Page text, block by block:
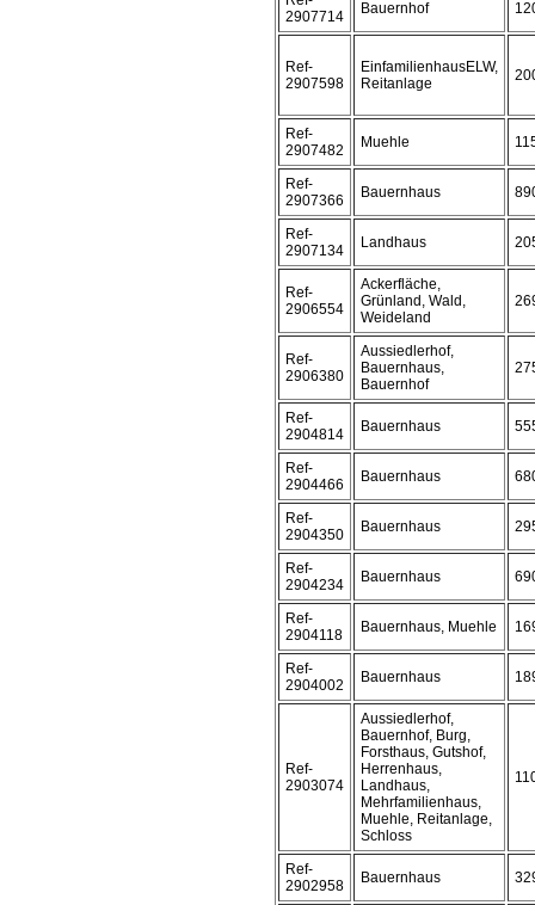
2907714
Bauernhof
Ref-
2907598
EinfamilienhausELW,
Reitanlage
Ref-
2907482
Muehle
Ref-
2907366
Bauernhaus
Ref-
2907134
Landhaus
Ref-
2906554
Ackerfläche,
Grünland, Wald,
Weideland
Ref-
2906380
Aussiedlerhof,
Bauernhaus,
Bauernhof
Ref-
2904814
Bauernhaus
Ref-
2904466
Bauernhaus
Ref-
2904350
Bauernhaus
Ref-
2904234
Bauernhaus
Ref-
2904118
Bauernhaus, Muehle
Ref-
2904002
Bauernhaus
Ref-
2903074
Aussiedlerhof,
Bauernhof, Burg,
Forsthaus, Gutshof,
Herrenhaus,
Landhaus,
Mehrfamilienhaus,
Muehle, Reitanlage,
Schloss
Ref-
2902958
Bauernhaus